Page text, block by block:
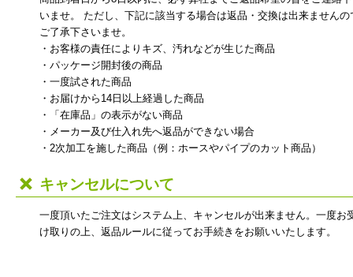
いませ。 ただし、下記に該当する場合は返品・交換は出来ませんの
ご了承下さいませ。
・お客様の責任によりキズ、汚れなどが生じた商品
・パッケージ開封後の商品
・一度試された商品
・お届けから14日以上経過した商品
・「在庫品」の表示がない商品
・メーカー及び仕入れ先へ返品ができない場合
・2次加工を施した商品（例：ホースやパイプのカット商品）
キャンセルについて
一度頂いたご注文はシステム上、キャンセルが出来ません。一度お
け取りの上、返品ルールに従ってお手続きをお願いいたします。